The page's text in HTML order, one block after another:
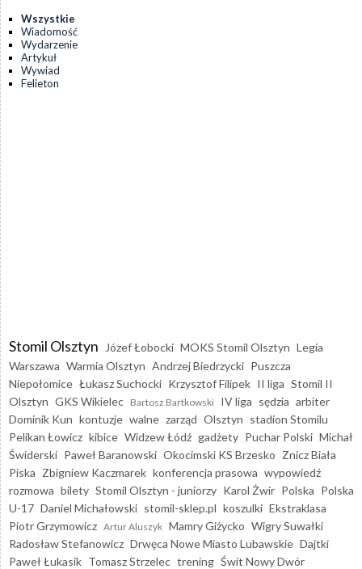
Wszystkie
Wiadomość
Wydarzenie
Artykuł
Wywiad
Felieton
Stomil Olsztyn Józef Łobocki MOKS Stomil Olsztyn Legia
Warszawa Warmia Olsztyn Andrzej Biedrzycki Puszcza
Niepołomice Łukasz Suchocki Krzysztof Filipek II liga Stomil II
Olsztyn GKS Wikielec Bartosz Bartkowski IV liga sędzia arbiter
Dominik Kun kontuzje walne zarząd Olsztyn stadion Stomilu
Pelikan Łowicz kibice Widzew Łódź gadżety Puchar Polski Michał
Świderski Paweł Baranowski Okocimski KS Brzesko Znicz Biała
Piska Zbigniew Kaczmarek konferencja prasowa wypowiedź
rozmowa bilety Stomil Olsztyn - juniorzy Karol Żwir Polska Polska
U-17 Daniel Michałowski stomil-sklep.pl koszulki Ekstraklasa
Piotr Grzymowicz Artur Aluszyk Mamry Giżycko Wigry Suwałki
Radosław Stefanowicz Drwęca Nowe Miasto Lubawskie Dajtki
Paweł Łukasik Tomasz Strzelec trening Świt Nowy Dwór